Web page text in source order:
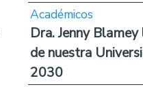
Académicos
Dra. Jenny
de nuestra
2030